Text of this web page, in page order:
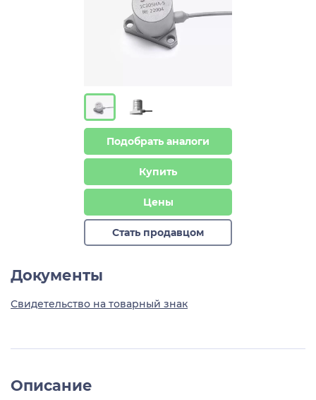
Подобрать аналоги
Купить
Цены
Стать продавцом
Документы
Свидетельство на товарный знак
Описание